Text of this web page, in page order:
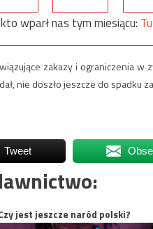
wparł nas tym miesiącu:
zakazy i ograniczenia w
nie doszło jeszcze do spadku
Tweet
jest jeszcze naród polski?